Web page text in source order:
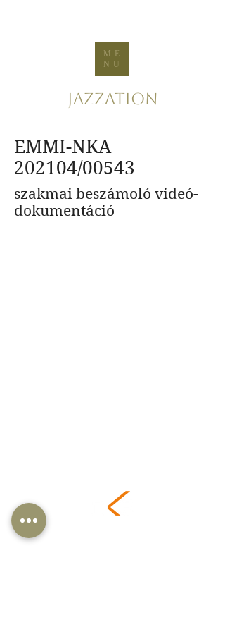
ME
NU
Jazzation
EMMI-NKA
202104/00543
szakmai beszámoló videó-
dokumentáció